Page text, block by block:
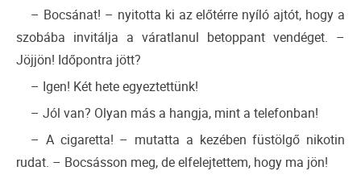
– Bocsánat! – nyitotta ki az előtérre nyíló ajtót, hogy a
szobába invitálja a váratlanul betoppant vendéget. –
Jöjjön! Időpontra jött?
– Igen! Két hete egyeztettünk!
– Jól van? Olyan más a hangja, mint a telefonban!
– A cigaretta! – mutatta a kezében füstölgő nikotin
rudat. – Bocsásson meg, de elfelejtettem, hogy ma jön!